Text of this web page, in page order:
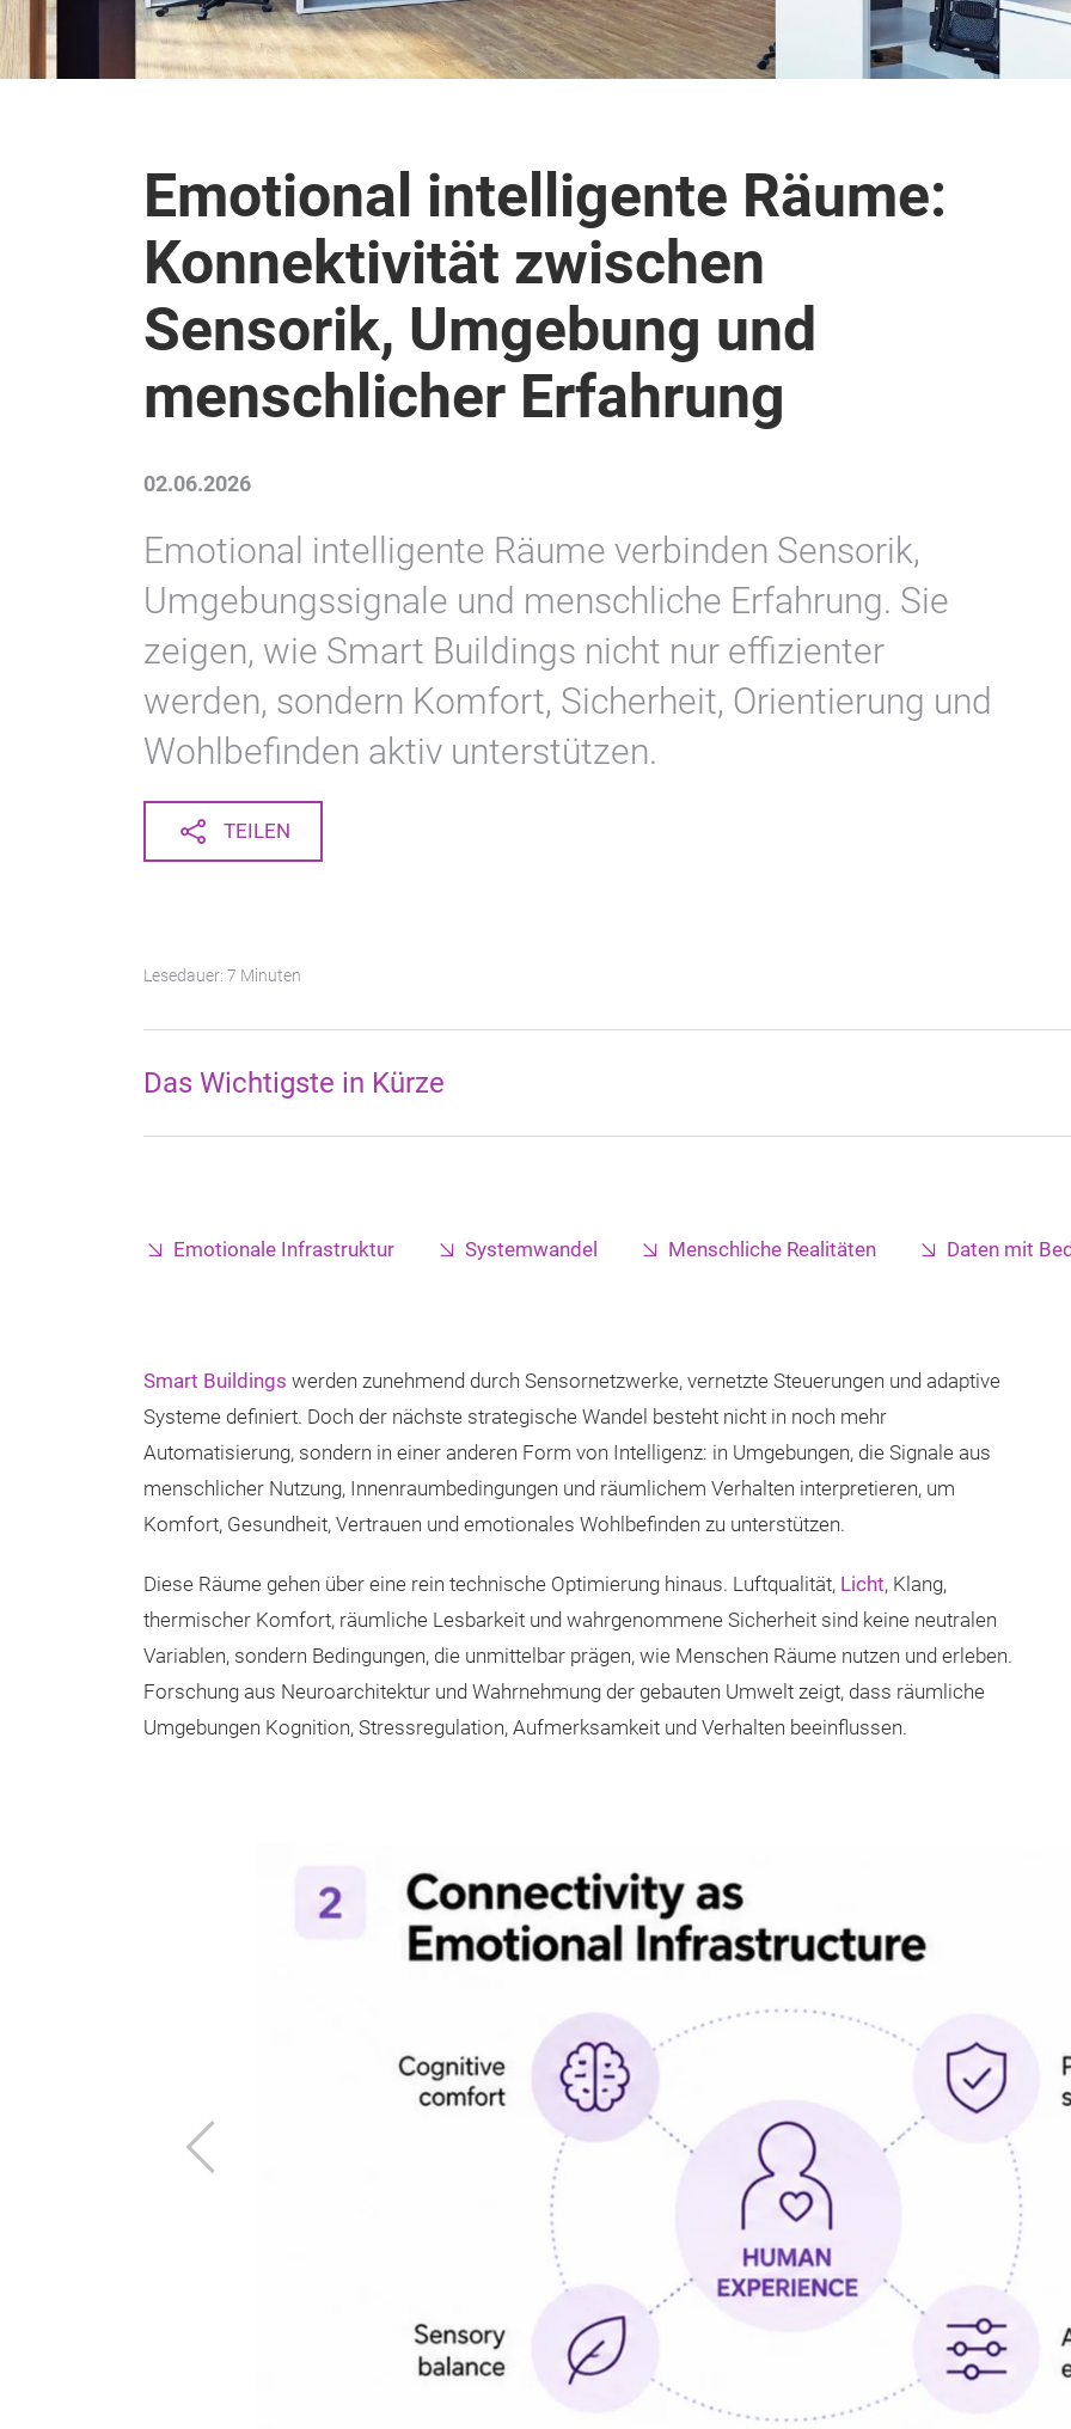
Emotional intelligente Räume:
Konnektivität zwischen
Sensorik, Umgebung und
menschlicher Erfahrung
02.06.2026
Emotional intelligente Räume verbinden Sensorik,
Umgebungssignale und menschliche Erfahrung. Sie
zeigen, wie Smart Buildings nicht nur effizienter
werden, sondern Komfort, Sicherheit, Orientierung und
Wohlbefinden aktiv unterstützen.
TEILEN
Lesedauer: 7 Minuten
Das Wichtigste in Kürze
Emotionale Infrastruktur Systemwandel Menschliche Realitäten Daten mit
Smart Buildings werden zunehmend durch Sensornetzwerke, vernetzte Steuerungen und adaptive
Systeme definiert. Doch der nächste strategische Wandel besteht nicht in noch mehr
Automatisierung, sondern in einer anderen Form von Intelligenz: in Umgebungen, die Signale aus
menschlicher Nutzung, Innenraumbedingungen und räumlichem Verhalten interpretieren, um
Komfort, Gesundheit, Vertrauen und emotionales Wohlbefinden zu unterstützen.
Diese Räume gehen über eine rein technische Optimierung hinaus. Luftqualität, Licht, Klang,
thermischer Komfort, räumliche Lesbarkeit und wahrgenommene Sicherheit sind keine neutralen
Variablen, sondern Bedingungen, die unmittelbar prägen, wie Menschen Räume nutzen und erleben.
Forschung aus Neuroarchitektur und Wahrnehmung der gebauten Umwelt zeigt, dass räumliche
Umgebungen Kognition, Stressregulation, Aufmerksamkeit und Verhalten beeinflussen.
Zurück